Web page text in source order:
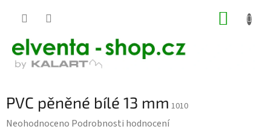
PVC pěněné bílé 13 mm 1010
Průměrné
Neohodnoceno Podrobnosti hodnocení